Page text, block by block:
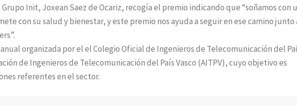
Init, Joxean Saez de Ocariz, recogía el premio indicando que “soñamos con
con su salud y bienestar, y este premio nos ayuda a seguir en ese camino junto
organizada por el el Colegio Oficial de Ingenieros de Telecomunicación del
de Ingenieros de Telecomunicación del País Vasco (AITPV), cuyo objetivo es
referentes en el sector.